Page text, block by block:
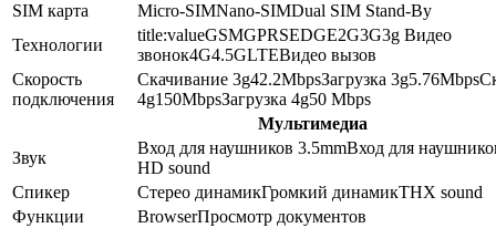
SIM карта
Micro-SIMNano-SIMDual SIM Stand-By
Технологии
title:valueGSMGPRSEDGE2G3G3g Видео
звонок4G4.5GLTEВидео вызов
Скорость
подключения
Скачивание 3g42.2MbpsЗагрузка 3g5.76Mbps
4g150MbpsЗагрузка 4g50 Mbps
Мультимедиа
Звук
Вход для наушников 3.5mmВход для
HD sound
Спикер
Стерео динамикГромкий динамикTHX sound
Функции
BrowserПросмотр документов